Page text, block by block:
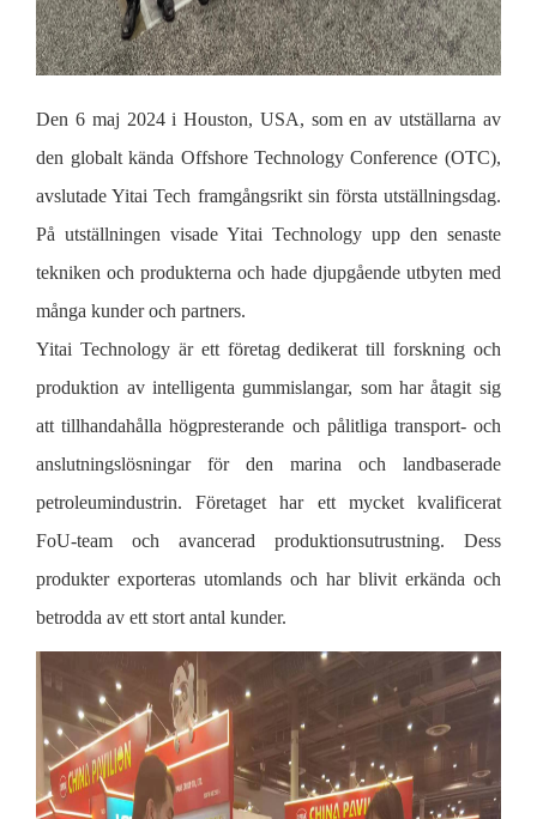
Den 6 maj 2024 i Houston, USA, som en av utställarna av
den globalt kända Offshore Technology Conference (OTC),
avslutade Yitai Tech framgångsrikt sin första utställningsdag.
På utställningen visade Yitai Technology upp den senaste
tekniken och produkterna och hade djupgående utbyten med
många kunder och partners.
Yitai Technology är ett företag dedikerat till forskning och
produktion av intelligenta gummislangar, som har åtagit sig
att tillhandahålla högpresterande och pålitliga transport- och
anslutningslösningar för den marina och landbaserade
petroleumindustrin. Företaget har ett mycket kvalificerat
FoU-team och avancerad produktionsutrustning. Dess
produkter exporteras utomlands och har blivit erkända och
betrodda av ett stort antal kunder.